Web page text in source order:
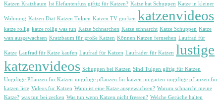
Katzen Kratzbaum Ist Elefantenfuss giftig für Katzen? Katze hat Schuppen Katze in kleiner
Wohnung Katzen Diät Katzen Tulpen Katzen TV gucken katzenvideos
katze rollig katze rollig was tun Katze Schnarchen Katze schnarcht Katze Schuppen Katze
wan ausgewachsen Kratzbaum für große Katzen Können Katzen fernsehen Laufrad für
Katze Laufrad für Katze kaufen Laufrad für Katzen Laufräder für Katzen lustige
katzenvideos Schuppen bei Katzen Sind Tulpen giftig für Katzen
Ungiftige Pflanzen für Katzen ungiftige pflanzen für katzen im garten ungiftige pflanzen für
katzen liste Videos für Katzen Wann ist eine Katze ausgewachsen? Warum schnarcht meine
Katze? was tun bei zecken Was tun wenn Katzen nicht fressen? Welche Gerüche halten